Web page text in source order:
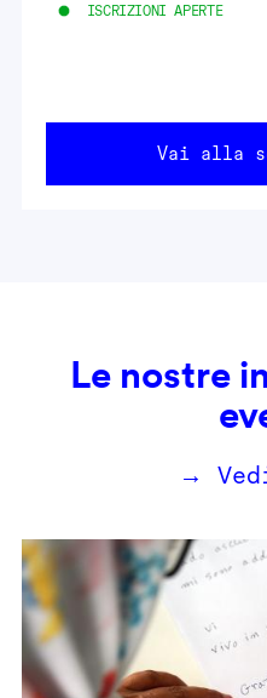
ISCRIZIONI APERTE
Vai alla
Le nostre
→